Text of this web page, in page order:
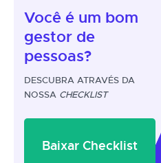
Você é um bom
gestor de
pessoas?
DESCUBRA ATRAVÉS DA
NOSSA CHECKLIST
Baixar Checklist